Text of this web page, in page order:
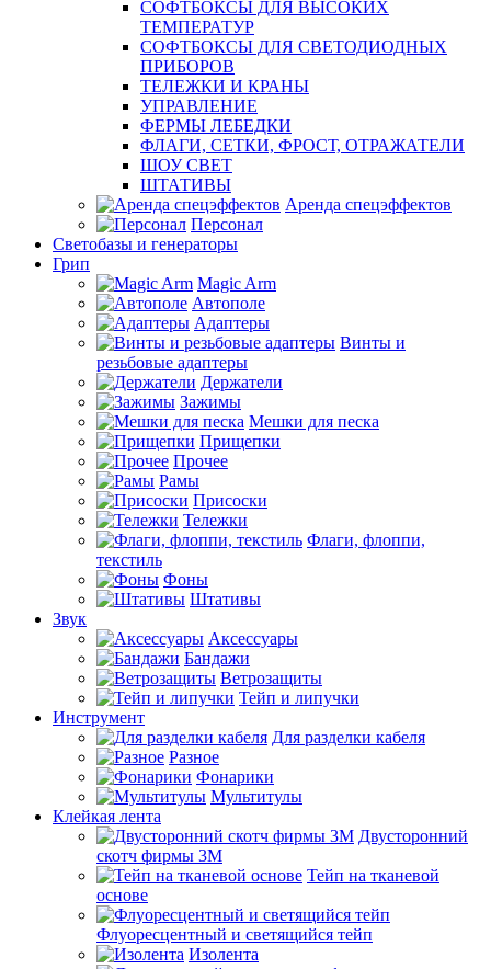
СОФТБОКСЫ ДЛЯ ВЫСОКИХ
ТЕМПЕРАТУР
СОФТБОКСЫ ДЛЯ СВЕТОДИОДНЫХ
ПРИБОРОВ
ТЕЛЕЖКИ И КРАНЫ
УПРАВЛЕНИЕ
ФЕРМЫ ЛЕБЕДКИ
ФЛАГИ, СЕТКИ, ФРОСТ, ОТРАЖАТЕЛИ
ШОУ СВЕТ
ШТАТИВЫ
Аренда спецэффектов
Персонал
Светобазы и генераторы
Грип
Magic Arm
Автополе
Адаптеры
Винты и
резьбовые адаптеры
Держатели
Зажимы
Мешки для песка
Прищепки
Прочее
Рамы
Присоски
Тележки
Флаги, флоппи,
текстиль
Фоны
Штативы
Звук
Аксессуары
Бандажи
Ветрозащиты
Тейп и липучки
Инструмент
Для разделки кабеля
Разное
Фонарики
Мультитулы
Клейкая лента
Двусторонний
скотч фирмы 3M
Тейп на тканевой
основе
Флуоресцентный и светящийся тейп
Изолента